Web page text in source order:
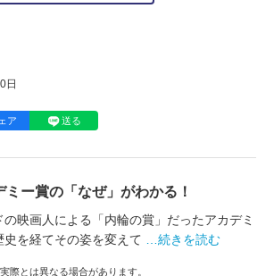
日
ア 送る
ミー賞の「なぜ」がわかる！
映画人による「内輪の賞」だったアカデミ
を経てその姿を変えて
…続きを読む
際とは異なる場合があります。